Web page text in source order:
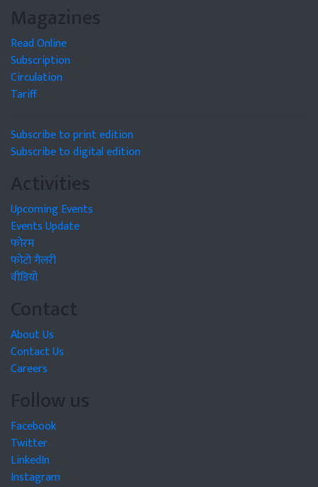
Magazines
Read Online
Subscription
Circulation
Tariff
Subscribe to print edition
Subscribe to digital edition
Activities
Upcoming Events
Events Update
फोरम
फोटो गैलरी
वीडियो
Contact
About Us
Contact Us
Careers
Follow us
Facebook
Twitter
LinkedIn
Instagram